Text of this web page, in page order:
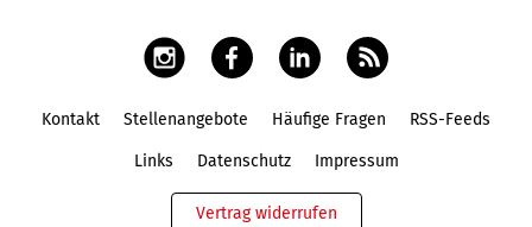
Kontakt Stellenangebote Häufige Fragen RSS-Feeds
Links Datenschutz Impressum
Vertrag widerrufen